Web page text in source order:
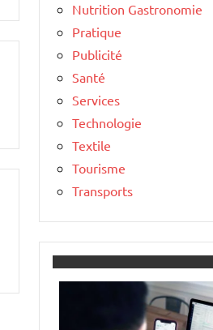
Nutrition Gastronomie
Pratique
Publicité
Santé
Services
Technologie
Textile
Tourisme
Transports